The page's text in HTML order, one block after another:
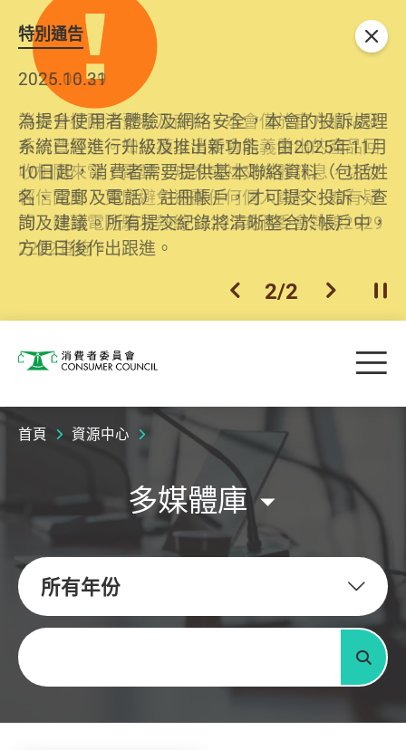
特別通告
2026.06.29
消委會提醒消費者及商戶，本會僅於官方網站發
布消費警示。如接獲以消委會名義發出的產品回
收相關來電、電郵、短訊或社交媒體訊息，切勿
輕信回應，更應避免透露任何個人資料。如有疑
問，請致電防騙易熱線18222或消委會熱線2929
2222查詢。
2025.10.31
為提升使用者體驗及網絡安全，本會的投訴處理
系統已經進行升級及推出新功能。由2025年11月
10日起，消費者需要提供基本聯絡資料（包括姓
名、電郵及電話）註冊帳戶，才可提交投訴、查
詢及建議。所有提交紀錄將清晰整合於帳戶中，
方便日後作出跟進。
上一個
2/2 下一個開
關閉
消費者委員會 目
首頁 資源中心
多媒體庫
所有年份
關鍵字
搜尋